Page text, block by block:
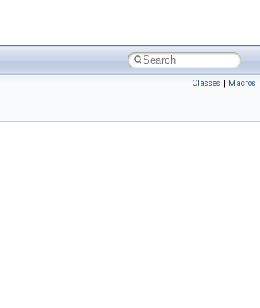
Classes | Macros